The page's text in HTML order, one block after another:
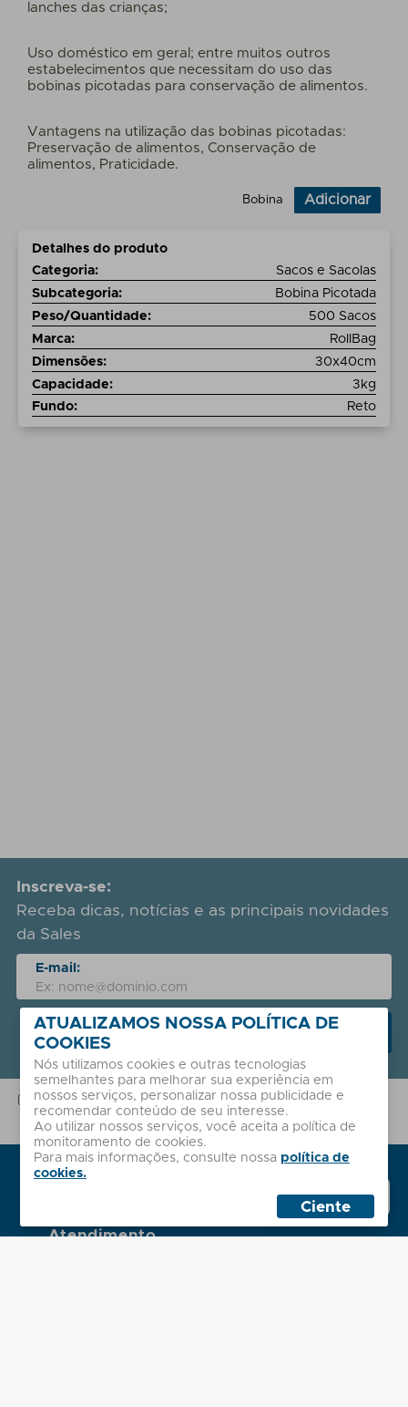
lanches das crianças;
Uso doméstico em geral; entre muitos outros
estabelecimentos que necessitam do uso das
bobinas picotadas para conservação de alimentos.
Vantagens na utilização das bobinas picotadas:
Preservação de alimentos, Conservação de
alimentos, Praticidade.
Bobina Adicionar
Detalhes do produto
Categoria:
Sacos e Sacolas
Subcategoria:
Bobina Picotada
Peso/Quantidade:
500 Sacos
Marca:
RollBag
Dimensões:
30x40cm
Capacidade:
3kg
Fundo: Reto
Inscreva-se:
Receba dicas, notícias e as principais novidades
da Sales
E-mail:
Receber novidades
A Sales coleta seu e-mail para envio de nossas dicas e novidades.
Este dado não é compartilhado com terceiros e garantimos sua
segurança com base em nossaPolítica de Privacidade.
Institucional
Atendimento
Sales
ATUALIZAMOS NOSSA POLÍTICA DE
COOKIES
Nós utilizamos cookies e outras tecnologias
semelhantes para melhorar sua experiência em
nossos serviços, personalizar nossa publicidade e
recomendar conteúdo de seu interesse.
Ao utilizar nossos serviços, você aceita a política de
monitoramento de cookies.
Para mais informações, consulte nossa política de
cookies.
Ciente